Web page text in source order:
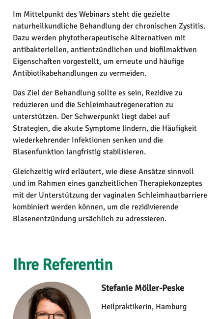
Im Mittelpunkt des Webinars steht die gezielte
naturheilkundliche Behandlung der chronischen Zystitis.
Dazu werden phytotherapeutische Alternativen mit
antibakteriellen, antientzündlichen und biofilmaktiven
Eigenschaften vorgestellt, um erneute und häufige
Antibiotikabehandlungen zu vermeiden.
Das Ziel der Behandlung sollte es sein, Rezidive zu
reduzieren und die Schleimhautregeneration zu
unterstützen. Der Schwerpunkt liegt dabei auf
Strategien, die akute Symptome lindern, die Häufigkeit
wiederkehrender Infektionen senken und die
Blasenfunktion langfristig stabilisieren.
Gleichzeitig wird erläutert, wie diese Ansätze sinnvoll
und im Rahmen eines ganzheitlichen Therapiekonzeptes
mit der Unterstützung der vaginalen Schleimhautbarriere
kombiniert werden können, um die rezidivierende
Blasenentzündung ursächlich zu adressieren.
Ihre Referentin
Stefanie Möller-Peske
Heilpraktikerin, Hamburg